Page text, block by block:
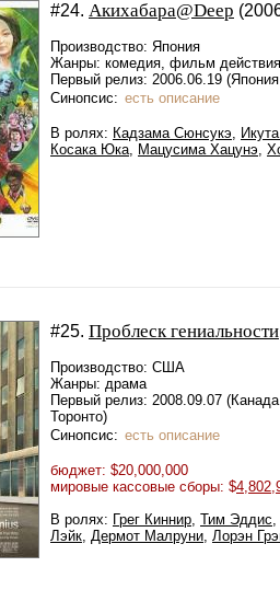
#24. Акихабара@Deep
Производство: Япония
Жанры: комедия, фильм действия
Первый релиз: 2006.06.19
Синопсис: есть описание
В ролях: Кадзама Сюнсукэ,
Косака Юка, Мацусима Хацунэ,
#25. Проблеск гениальности
Производство: США
Жанры: драма
Первый релиз: 2008.09.07
Торонто)
Синопсис: есть описание
бюджет: $20,000,000
мировые кассовые сборы: $
В ролях: Грег Киннир, Тим Эддис,
Лэйк, Дермот Малруни, Лорэн